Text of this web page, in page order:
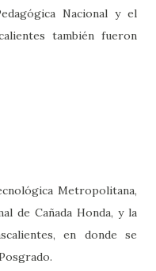
Nacional y el
también fueron
Metropolitana,
de Cañada Honda, y la
en donde se